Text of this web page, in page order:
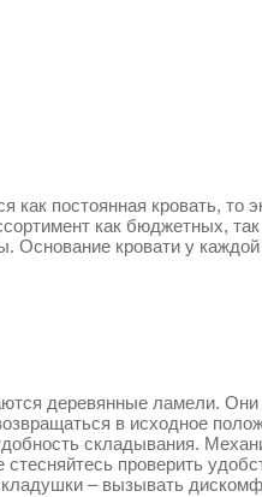
постоянная кровать, то
как бюджетных,
Основание кровати у
деревянные ламели. Они
в исходное
складывания.
проверить
– вызывать